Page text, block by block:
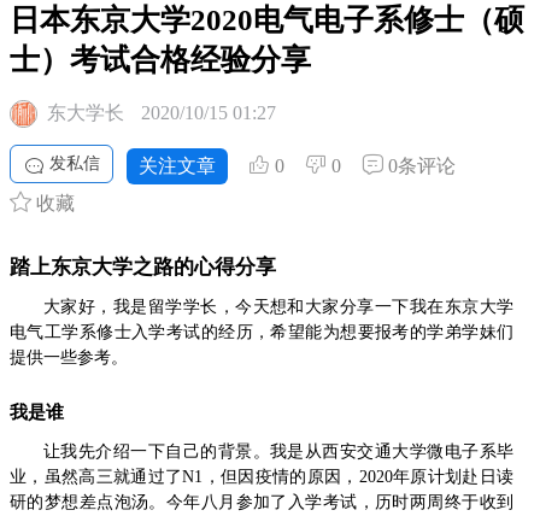
日本东京大学2020电气电子系修士（硕
士）考试合格经验分享
东大学长 2020/10/15 01:27
发私信 关注文章 0 0
0条评论
收藏
踏上东京大学之路的心得分享
大家好，我是留学学长，今天想和大家分享一下我在东京大学
电气工学系修士入学考试的经历，希望能为想要报考的学弟学妹们
提供一些参考。
我是谁
让我先介绍一下自己的背景。我是从西安交通大学微电子系毕
业，虽然高三就通过了N1，但因疫情的原因，2020年原计划赴日读
研的梦想差点泡汤。今年八月参加了入学考试，历时两周终于收到